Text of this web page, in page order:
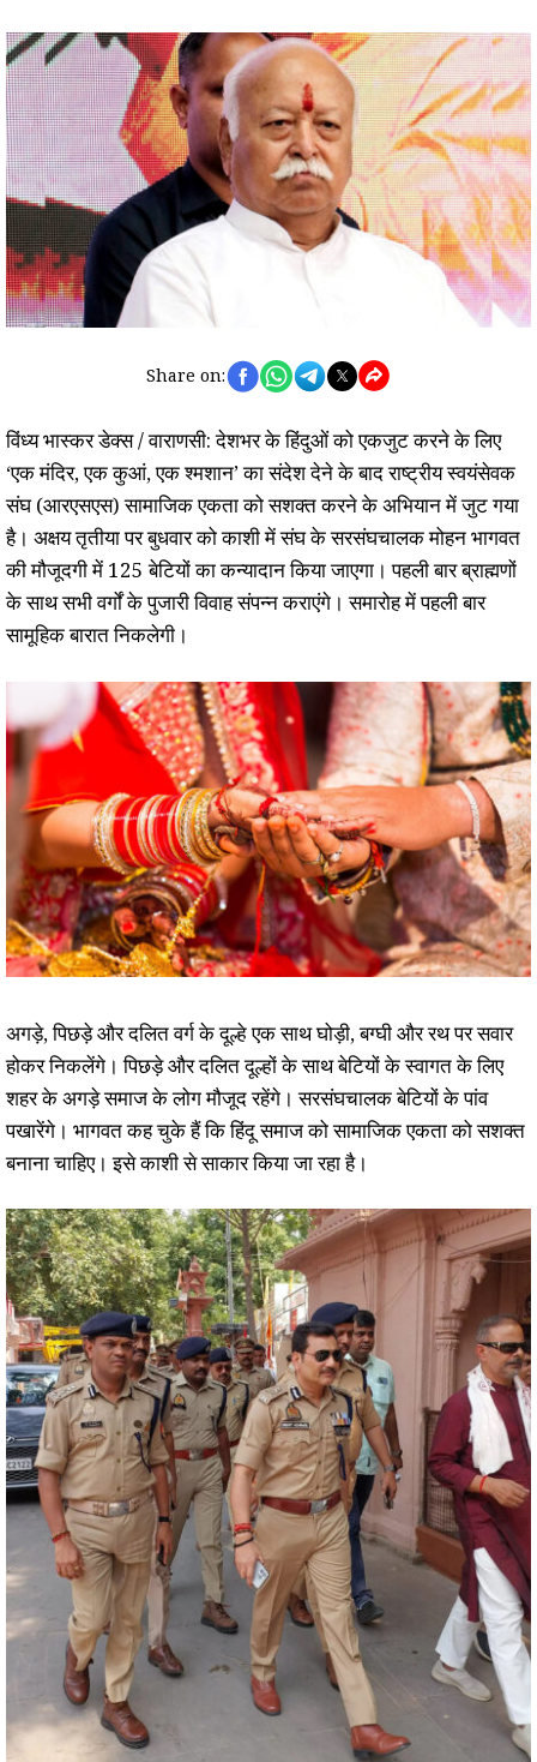
Share on:
विंध्य भास्कर डेक्स / वाराणसी: देशभर के हिंदुओं को एकजुट करने के लिए
‘एक मंदिर, एक कुआं, एक श्मशान’ का संदेश देने के बाद राष्ट्रीय स्वयंसेवक
संघ (आरएसएस) सामाजिक एकता को सशक्त करने के अभियान में जुट गया
है। अक्षय तृतीया पर बुधवार को काशी में संघ के सरसंघचालक मोहन भागवत
की मौजूदगी में 125 बेटियों का कन्यादान किया जाएगा। पहली बार ब्राह्मणों
के साथ सभी वर्गों के पुजारी विवाह संपन्न कराएंगे। समारोह में पहली बार
सामूहिक बारात निकलेगी।
अगड़े, पिछड़े और दलित वर्ग के दूल्हे एक साथ घोड़ी, बग्घी और रथ पर सवार
होकर निकलेंगे। पिछड़े और दलित दूल्हों के साथ बेटियों के स्वागत के लिए
शहर के अगड़े समाज के लोग मौजूद रहेंगे। सरसंघचालक बेटियों के पांव
पखारेंगे। भागवत कह चुके हैं कि हिंदू समाज को सामाजिक एकता को सशक्त
बनाना चाहिए। इसे काशी से साकार किया जा रहा है।